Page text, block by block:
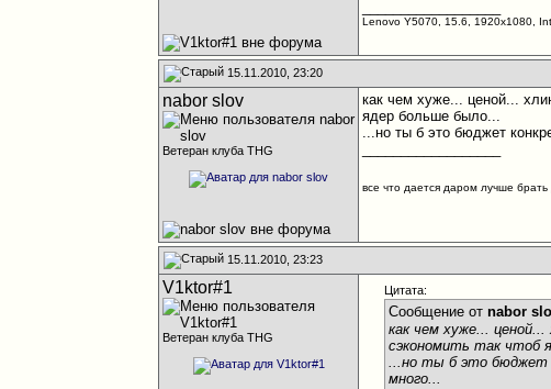
Lenovo Y5070, 15.6, 1920х1080,
15.11.2010, 23:20
nabor slov
Ветеран клуба THG
как чем хуже... ценой...
ядер больше было...
...но ты б это бюджет
все что дается даром лучше брать
15.11.2010, 23:23
V1ktor#1
Ветеран клуба THG
Цитата:
Сообщение отnabor
как чем хуже...
сэкономить так чтоб
...но ты б это бюджет
много...